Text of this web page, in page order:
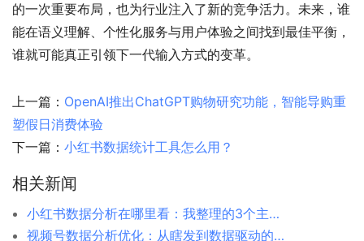
的一次重要布局，也为行业注入了新的竞争活力。未来，谁
能在语义理解、个性化服务与用户体验之间找到最佳平衡，
谁就可能真正引领下一代输入方式的变革。
上一篇： OpenAI推出ChatGPT购物研究功能，智能导购重
塑假日消费体验
下一篇： 小红书数据统计工具怎么用？
相关新闻
小红书数据分析在哪里看：我整理的3个主要入口
视频号数据分析优化：从瞎发到数据驱动的转变